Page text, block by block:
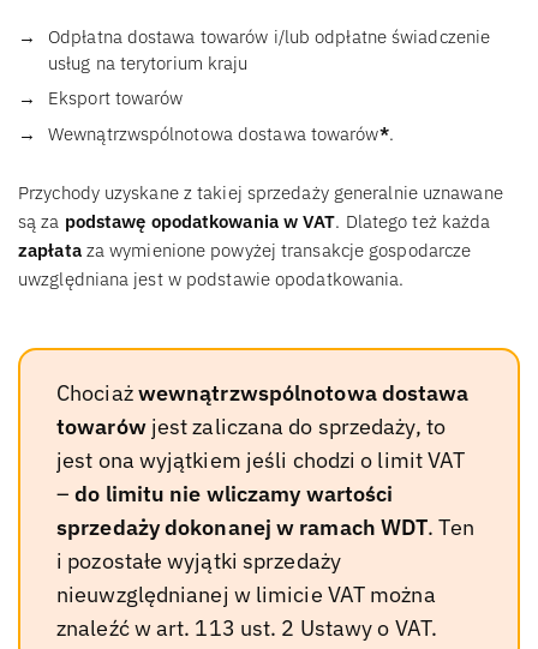
Odpłatna dostawa towarów i/lub odpłatne świadczenie
usług na terytorium kraju
Eksport towarów
Wewnątrzwspólnotowa dostawa towarów*.
Przychody uzyskane z takiej sprzedaży generalnie uznawane
są za podstawę opodatkowania w VAT. Dlatego też każda
zapłataza wymienione powyżej transakcje gospodarcze
uwzględniana jest w podstawie opodatkowania.
Chociażwewnątrzwspólnotowa dostawa
towarówjest zaliczana do sprzedaży, to
jest ona wyjątkiem jeśli chodzi o limit VAT
–do limitu nie wliczamy wartości
sprzedaży dokonanej w ramach WDT. Ten
i pozostałe wyjątki sprzedaży
nieuwzględnianej w limicie VAT można
znaleźć w art. 113 ust. 2 Ustawy o VAT.